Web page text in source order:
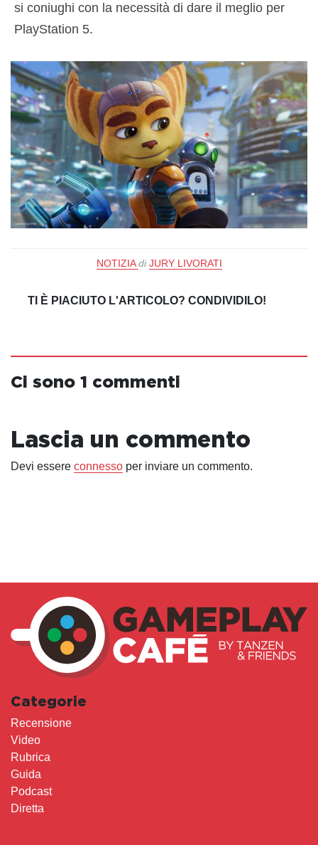
si coniughi con la necessità di dare il meglio per
PlayStation 5.
NOTIZIA di JURY LIVORATI
TI È PIACIUTO L'ARTICOLO? CONDIVIDILO!
Ci sono 1 commenti
Lascia un commento
Devi essere connesso per inviare un commento.
Categorie
Recensione
Video
Rubrica
Guida
Podcast
Diretta